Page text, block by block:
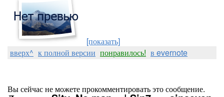
[показать]
вверх^ к полной версии понравилось! в evernote
Вы сейчас не можете прокомментировать это сообщение.